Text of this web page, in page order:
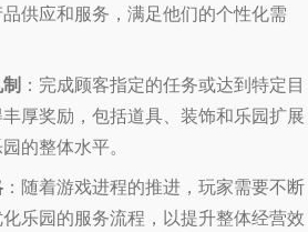
供应和服务，满足他们的个性化需
：完成顾客指定的任务或达到特定目
厚奖励，包括道具、装饰和乐园扩展
的整体水平。
：随着游戏进程的推进，玩家需要不断
乐园的服务流程，以提升整体经营效